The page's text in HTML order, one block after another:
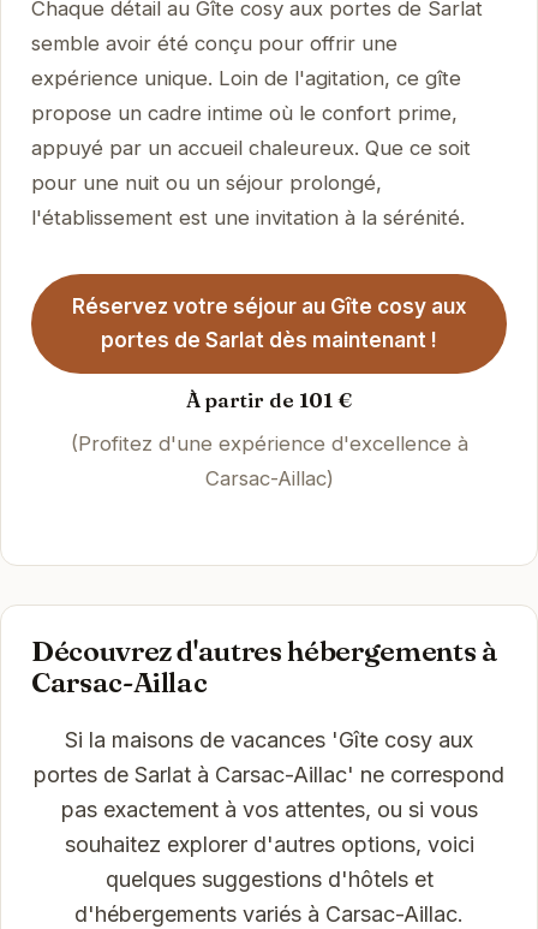
Chaque détail au Gîte cosy aux portes de Sarlat
semble avoir été conçu pour offrir une
expérience unique. Loin de l'agitation, ce gîte
propose un cadre intime où le confort prime,
appuyé par un accueil chaleureux. Que ce soit
pour une nuit ou un séjour prolongé,
l'établissement est une invitation à la sérénité.
Réservez votre séjour au Gîte cosy aux
portes de Sarlat dès maintenant !
À partir de 101 €
(Profitez d'une expérience d'excellence à
Carsac-Aillac)
Découvrez d'autres hébergements à
Carsac-Aillac
Si la maisons de vacances 'Gîte cosy aux
portes de Sarlat à Carsac-Aillac' ne correspond
pas exactement à vos attentes, ou si vous
souhaitez explorer d'autres options, voici
quelques suggestions d'hôtels et
d'hébergements variés à Carsac-Aillac.